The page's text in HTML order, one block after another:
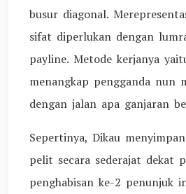
busur diagonal.
sifat diperlukan dengan
payline. Metode kerjanya
menangkap pengganda nun
dengan jalan apa ganjaran
Sepertinya, Dikau
pelit secara sederajat dekat
penghabisan ke-2 penunjuk